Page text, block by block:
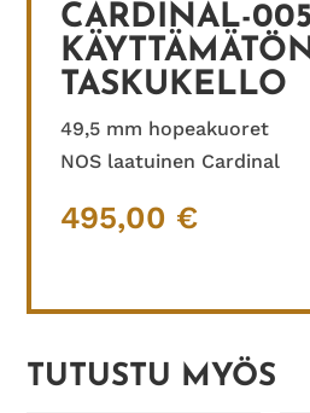
CARDINAL-005
TASKUKELLO
49,5 mm hopeakuoret
NOS laatuinen Cardinal
495,00 €
TUTUSTU MYÖS